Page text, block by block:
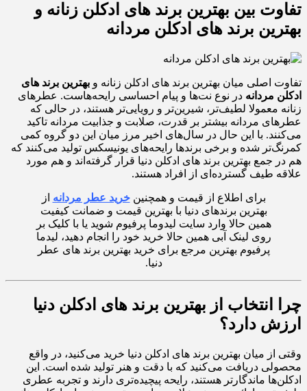
تفاوت بین بهترین برند های ادکلن زنانه و
بهترین برند های ادکلن مردانه
تفاوت اصلی میان بهترین برند های ادکلن زنانه و بهترین برند های
ادکلن مردانه در نوع نت‌ها و پیام احساسی رایحه‌هاست. عطرهای
زنانه معمولا لطیف‌تر، شیرین‌تر و رویایی‌تر هستند، در حالی که
عطرهای مردانه بیشتر بر قدرت، صلابت و جذابیت مردانه تاکید
می‌کنند. با این حال در سال‌های اخیر مرز میان این دو گروه کمی
کمرنگ‌تر شده و برخی برندها رایحه‌های یونیسکس تولید می‌کنند که
هم در جمع بهترین برند های ادکلن دنیا قرار گرفته‌اند و هم مورد
علاقه طیف گسترده‌ای از افراد هستند.
برای اطلاع از قیمت و همچنینخرید عطر مردانه از
بهترین برندهای دنیا با بهترین قیمت و ضمانت کیفیت
همین حالا وارد سایت لیدوما پرفیوم شوید یا با کلیک بر
روی لینک آبی همین حالا خرید خود را انجام دهید، لیدما
پرفیوم بهترین مرجع برای خرید بهترین برند های عطر
دنیا.
چرا انتخاب از بهترین برند های ادکلن دنیا
ارزش دارد؟
وقتی از میان بهترین برند های ادکلن دنیا خرید می‌کنید، در واقع
محصولی دریافت می‌کنید که با دقت و هنر تولید شده است. این
ادکلن‌ها ماندگارتر هستند، رایحه پیچیده‌تری دارند و تجربه عطری